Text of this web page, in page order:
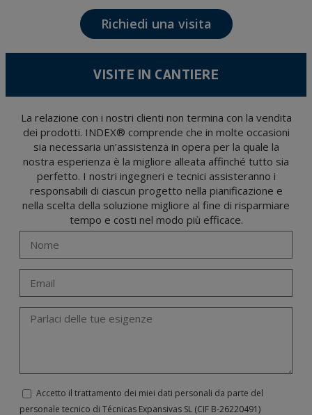
I dati contenuti nei nostri archivi sono assolutamente confidenziali e saranno
trattati con la massima riservatezza e nel rispetto di tutti i requisiti del
Regolamento Generale sulla Protezione dei Dati (GDPR) del 27 aprile 2016. I dati
rimarranno registrati nei nostri archivi per il tempo necessario allo scopo per il quale
Si raccomanda di non inviare dati personali di alto livello secondo la legislazione
criptati né codificati. Quindi, la responsabilità è di chi li invia.
Gli utenti possono in qualsiasi momento esercitare i loro diritti di accesso, rettifica,
opposizione, cancellazione, limitazione del trattamento o richiesta di portabilità in
conformità con le disposizioni del regolamento generale sulla protezione dei dati
(GDPR) del 27 aprile 2016 inviando una lettera al responsabile del trattamento:
Valentín Gómez, Direttore, insieme a una fotocopia della sua carta d'identità, a
TÉCNICAS EXPANSIVAS SL | P.I. La Portalada II | c/ Segador 13, 26006 | Logroño (La
Rioja) o inviando un’email al seguente indirizzo info@indexfix.com.
Richiedi una visita
VISITE IN CANTIERE
La relazione con i nostri clienti non termina con la vendita
dei prodotti. INDEX® comprende che in molte occasioni
sia necessaria un’assistenza in opera per la quale la
nostra esperienza è la migliore alleata affinché tutto sia
perfetto. I nostri ingegneri e tecnici assisteranno i
responsabili di ciascun progetto nella pianificazione e
nella scelta della soluzione migliore al fine di risparmiare
tempo e costi nel modo più efficace.
Accetto il trattamento dei miei dati personali da parte del
personale tecnico di Técnicas Expansivas SL (CIF B-­26220491)